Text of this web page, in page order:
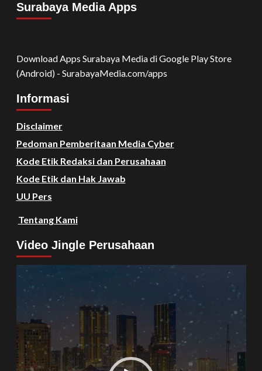
Surabaya Media Apps
Download Apps Surabaya Media di Google Play Store
(Android) - SurabayaMedia.com/apps
Informasi
Disclaimer
Pedoman Pemberitaan Media Cyber
Kode Etik Redaksi dan Perusahaan
Kode Etik dan Hak Jawab
UU Pers
Tentang Kami
Video Jingle Perusahaan
Video
Player